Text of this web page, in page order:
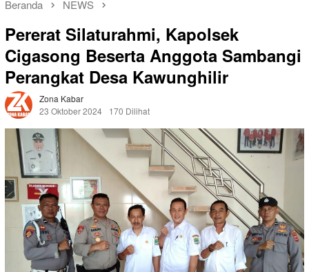
Beranda NEWS
Pererat Silaturahmi, Kapolsek
Cigasong Beserta Anggota Sambangi
Perangkat Desa Kawunghilir
Zona Kabar
23 Oktober 2024
170 Dilihat